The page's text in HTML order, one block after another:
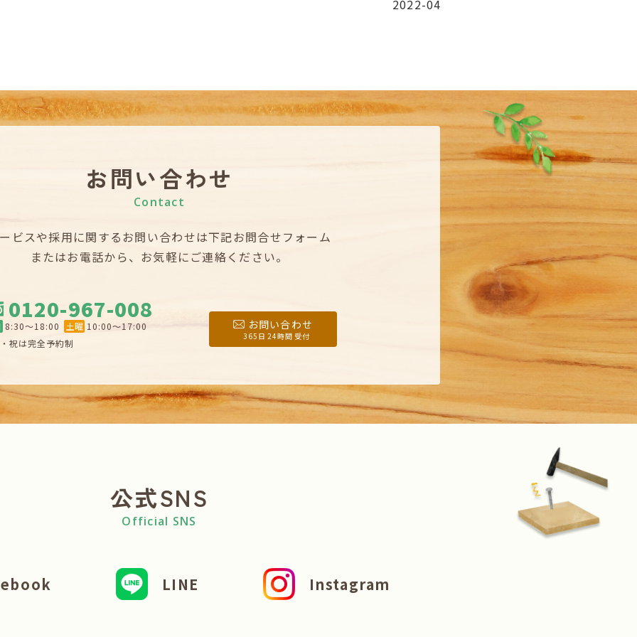
2022-04
お問い合わせ
Contact
ビスや採用に関するお問い合わせは下記お問合せフォーム
またはお電話から、お気軽にご連絡ください。
0120-967-008
8:30〜18:00 土曜 10:00〜17:00
祝は完全予約制
お問い合わせ
365日 24時間 受付
公式SNS
Official SNS
LINE Instagram